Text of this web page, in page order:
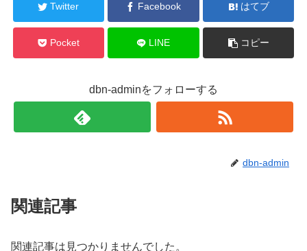
Twitter Facebook はてブ
Pocket LINE コピー
dbn-adminをフォローする
dbn-admin
関連記事
関連記事は見つかりませんでした。